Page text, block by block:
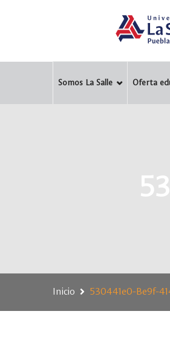
Somos La Salle Oferta
Inicio 530441e0-Be9f-